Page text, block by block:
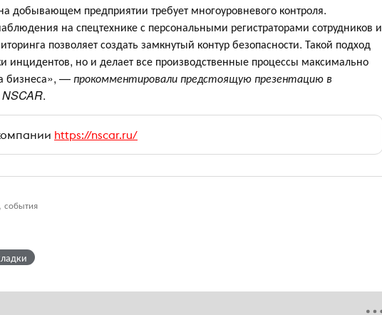
добывающем предприятии требует многоуровневого контроля.
на спецтехнике с персональными регистраторами сотрудников и
позволяет создать замкнутый контур безопасности. Такой подход
инцидентов, но и делает все производственные процессы максимально
бизнеса», —прокомментировали предстоящую презентацию в
.
https://nscar.ru/
события